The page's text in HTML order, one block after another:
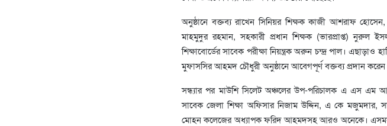
অনুষ্ঠানে বক্তব্য রাখেন সিনিয়র শিক্ষক কাজী আশরাফ
মাহমুদুর রহমান, সহকারী প্রধান শিক্ষক (ভারপ্রাপ্ত) নুরুল
শিক্ষাবোর্ডের সাবেক পরীক্ষা নিয়ন্ত্রক অরুন চন্দ্র পাল।
মুফাসসির আহমদ চৌধুরী অনুষ্ঠানে আবেগপূর্ণ বক্তব্য প্রদান
সন্ধ্যার পর মাউশি সিলেট অঞ্চলের উপ-পরিচালক এ এস এম
সাবেক জেলা শিক্ষা অফিসার নিজাম উদ্দিন, এ কে মজুমদার,
মোহন কলেজের অধ্যাপক ফরিদ আহমদসহ আরও অনেকে। এসময়